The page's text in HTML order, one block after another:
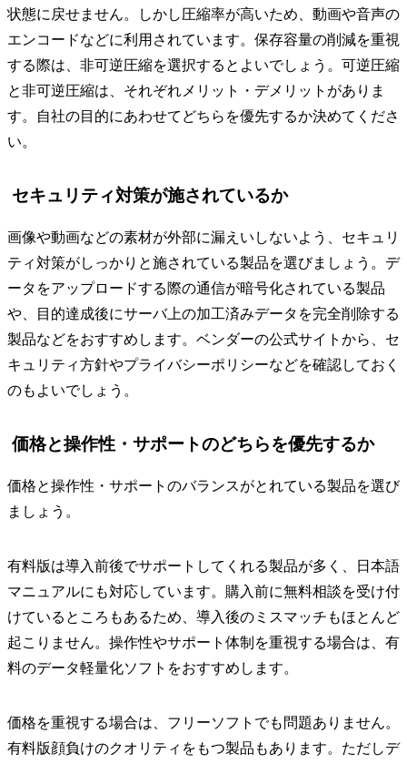
状態に戻せません。しかし圧縮率が高いため、動画や音声の
エンコードなどに利用されています。保存容量の削減を重視
する際は、非可逆圧縮を選択するとよいでしょう。可逆圧縮
と非可逆圧縮は、それぞれメリット・デメリットがありま
す。自社の目的にあわせてどちらを優先するか決めてくださ
い。
セキュリティ対策が施されているか
画像や動画などの素材が外部に漏えいしないよう、セキュリ
ティ対策がしっかりと施されている製品を選びましょう。デ
ータをアップロードする際の通信が暗号化されている製品
や、目的達成後にサーバ上の加工済みデータを完全削除する
製品などをおすすめします。ベンダーの公式サイトから、セ
キュリティ方針やプライバシーポリシーなどを確認しておく
のもよいでしょう。
価格と操作性・サポートのどちらを優先するか
価格と操作性・サポートのバランスがとれている製品を選び
ましょう。
有料版は導入前後でサポートしてくれる製品が多く、日本語
マニュアルにも対応しています。購入前に無料相談を受け付
けているところもあるため、導入後のミスマッチもほとんど
起こりません。操作性やサポート体制を重視する場合は、有
料のデータ軽量化ソフトをおすすめします。
価格を重視する場合は、フリーソフトでも問題ありません。
有料版顔負けのクオリティをもつ製品もあります。ただしデ